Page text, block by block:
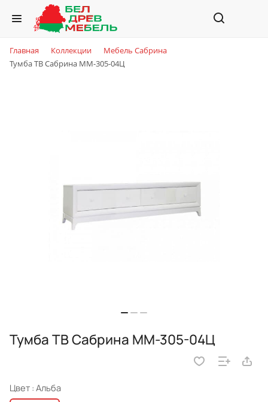
Главная Коллекции
Мебель Сабрина
Тумба ТВ Сабрина ММ-305-04Ц
Тумба ТВ Сабрина ММ-305-04Ц
Цвет : Альба